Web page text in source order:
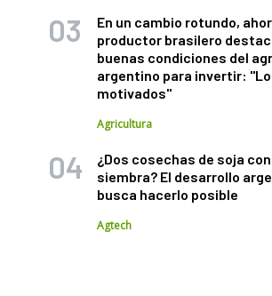
En un cambio rotundo,
productor brasilero
buenas condiciones del
argentino para invertir:
motivados"
Agricultura
¿Dos cosechas de soja
siembra? El desarrollo
busca hacerlo posible
Agtech